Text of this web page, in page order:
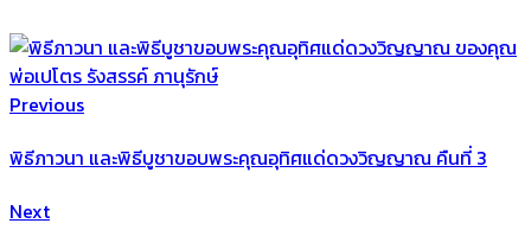
Previous
พิธีภาวนา และพิธีบูชาขอบพระคุณอุทิศแด่ดวงวิญญาณ คืนที่ 3
Next